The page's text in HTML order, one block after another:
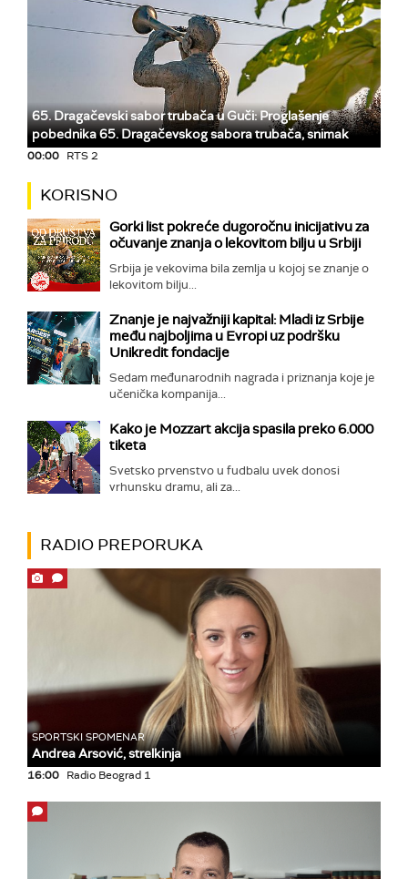
65. Dragačevski sabor trubača u Guči: Proglašenje
pobednika 65. Dragačevskog sabora trubača, snimak
00:00 RTS 2
KORISNO
Gorki list pokreće dugoročnu inicijativu za
očuvanje znanja o lekovitom bilju u Srbiji
Srbija je vekovima bila zemlja u kojoj se znanje o
lekovitom bilju...
Znanje je najvažniji kapital: Mladi iz Srbije
među najboljima u Evropi uz podršku
Unikredit fondacije
Sedam međunarodnih nagrada i priznanja koje je
učenička kompanija...
Kako je Mozzart akcija spasila preko 6.000
tiketa
Svetsko prvenstvo u fudbalu uvek donosi
vrhunsku dramu, ali za...
RADIO PREPORUKA
SPORTSKI SPOMENAR
Andrea Arsović, strelkinja
16:00 Radio Beograd 1